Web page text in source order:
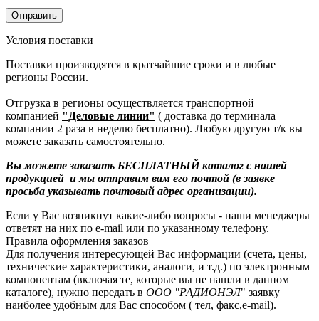
Условия поставки
Поставки производятся в кратчайшие сроки и в любые
регионы России.
Отгрузка в регионы осуществляется транспортной
компанией "Деловые линии" ( доставка до терминала
компании 2 раза в неделю бесплатно). Любую другую т/к вы
можете заказать самостоятельно.
Вы можете заказать БЕСПЛАТНЫЙ каталог с нашей
продукцией и мы отправим вам его почтой (в заявке
просьба указывать почтовый адрес организации).
Если у Вас возникнут какие-либо вопросы - наши менеджеры
ответят на них по e-mail или по указанному телефону.
Правила оформления заказов
Для получения интересующей Вас информации (счета, цены,
технические характеристики, аналоги, и т.д.) по электронным
компонентам (включая те, которые вы не нашли в данном
каталоге), нужно передать в ООО "РАДИОНЭЛ" заявку
наиболее удобным для Вас способом ( тел, факс,e-mail).